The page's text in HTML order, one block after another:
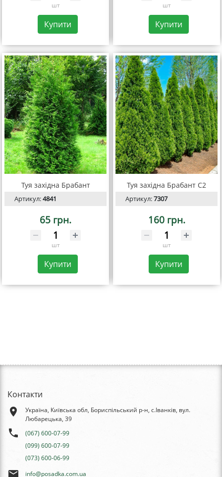
шт
Купити
шт
Купити
Туя західна Брабант
Артикул:4841
65 грн.
шт
Купити
Туя західна Брабант С2
Артикул:7307
160 грн.
шт
Купити
Контакти
place
Україна, Київська обл, Бориспільський р-н, с.Іванків, вул.
Любарецька, 39
phone
(067) 600-07-99
(099) 600-07-99
(073) 600-06-99
email info@posadka.com.ua